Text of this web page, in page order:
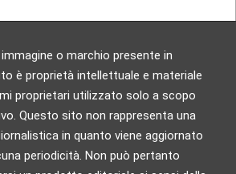
o marchio presente in
è proprietà intellettuale e materiale
proprietari utilizzato solo a scopo
Questo sito non rappresenta una
in quanto viene aggiornato
periodicità. Non può pertanto